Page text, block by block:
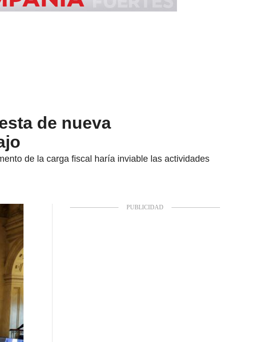
de nueva
de la carga fiscal haría inviable las actividades